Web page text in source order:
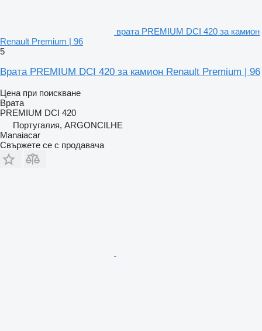
врата PREMIUM DCI 420 за камион
Renault Premium | 96
5
Врата PREMIUM DCI 420 за камион Renault Premium | 96
Цена при поискване
Врата
PREMIUM DCI 420
Португалия, ARGONCILHE
Manaiacar
Свържете се с продавача